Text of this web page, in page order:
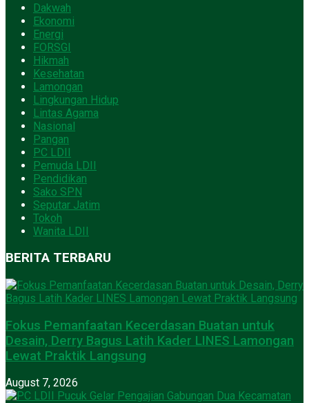
Dakwah
Ekonomi
Energi
FORSGI
Hikmah
Kesehatan
Lamongan
Lingkungan Hidup
Lintas Agama
Nasional
Pangan
PC LDII
Pemuda LDII
Pendidikan
Sako SPN
Seputar Jatim
Tokoh
Wanita LDII
BERITA TERBARU
Fokus Pemanfaatan Kecerdasan Buatan untuk
Desain, Derry Bagus Latih Kader LINES Lamongan
Lewat Praktik Langsung
August 7, 2026